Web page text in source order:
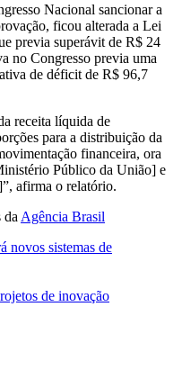
Nacional sancionar a
ficou alterada a Lei
previa superávit de R$ 24
no Congresso previa uma
de déficit de R$ 96,7
receita líquida de
para a distribuição da
financeira, ora
Público da União] e
afirma o relatório.
da Agência Brasil
novos sistemas de
de inovação